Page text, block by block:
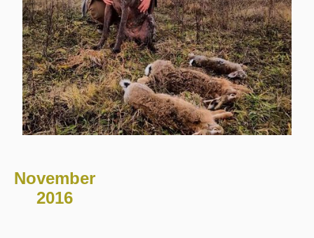
November
2016